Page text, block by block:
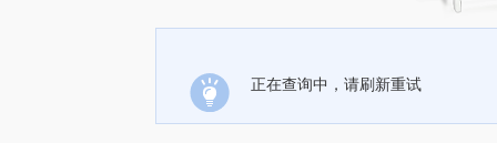
正在查询中，请刷新重试